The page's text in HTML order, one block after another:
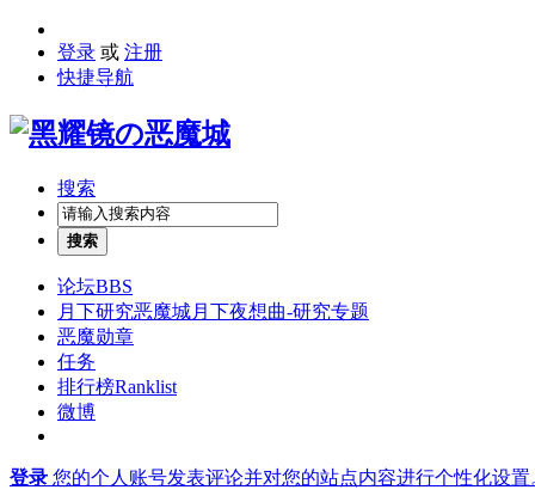
登录 或 注册
快捷导航
搜索
搜索
论坛BBS
月下研究恶魔城月下夜想曲-研究专题
恶魔勋章
任务
排行榜Ranklist
微博
登录 您的个人账号发表评论并对您的站点内容进行个性化设置